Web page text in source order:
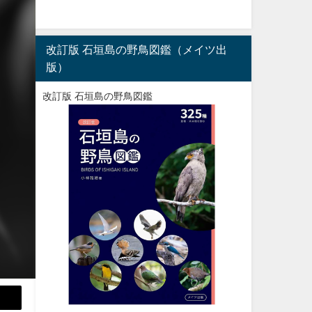
改訂版 石垣島の野鳥図鑑（メイツ出
版）
改訂版 石垣島の野鳥図鑑